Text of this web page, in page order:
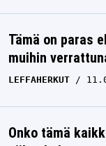
Tämä on paras
muihin
LEFFAHERKUT
Onko tämä